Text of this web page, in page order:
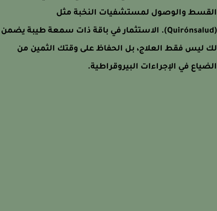
والوصول لمستشفيات النخبة مثل
(Quirónsalud). الاستثمار في باقة ذات سمعة طيبة يضمن
ليس فقط العلاج، بل الحفاظ على وقتك الثمين من
في الإجراءات البيروقراطية.